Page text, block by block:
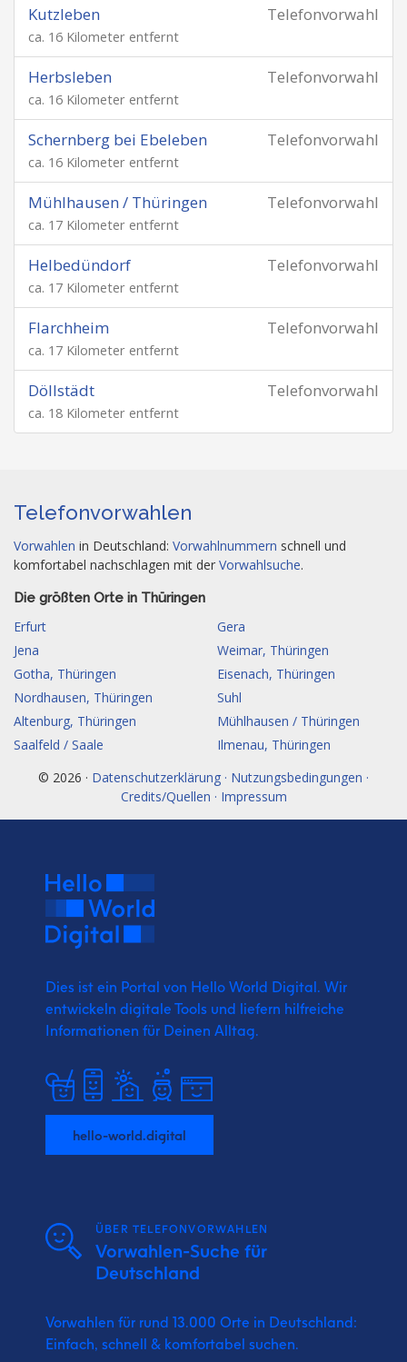
Telefonvorwahl
Kutzleben
ca. 16 Kilometer entfernt
Telefonvorwahl
Herbsleben
ca. 16 Kilometer entfernt
Telefonvorwahl
Schernberg bei Ebeleben
ca. 16 Kilometer entfernt
Telefonvorwahl
Mühlhausen / Thüringen
ca. 17 Kilometer entfernt
Telefonvorwahl
Helbedündorf
ca. 17 Kilometer entfernt
Telefonvorwahl
Flarchheim
ca. 17 Kilometer entfernt
Telefonvorwahl
Döllstädt
ca. 18 Kilometer entfernt
Telefonvorwahlen
Vorwahlen in Deutschland: Vorwahlnummern schnell und
komfortabel nachschlagen mit der Vorwahlsuche.
Die größten Orte in Thüringen
Erfurt
Gera
Jena
Weimar, Thüringen
Gotha, Thüringen
Eisenach, Thüringen
Nordhausen, Thüringen
Suhl
Altenburg, Thüringen
Mühlhausen / Thüringen
Saalfeld / Saale
Ilmenau, Thüringen
© 2026 · Datenschutzerklärung · Nutzungsbedingungen ·
Credits/Quellen · Impressum
Dies ist ein Portal von Hello World Digital. Wir
entwickeln digitale Tools und liefern hilfreiche
Informationen für Deinen Alltag.
hello-world.digital
ÜBER TELEFONVORWAHLEN
Vorwahlen-Suche für
Deutschland
Vorwahlen für rund 13.000 Orte in Deutschland:
Einfach, schnell & komfortabel suchen.